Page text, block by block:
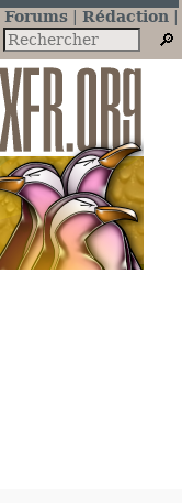
Forums
Rédaction